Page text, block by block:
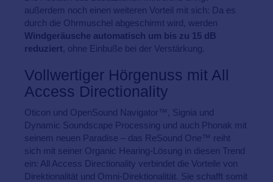
außerdem noch einen weiteren Vorteil mit sich: Da es
durch die Ohrmuschel abgeschirmt wird, werden
Windgeräusche automatisch um bis zu 15 dB
reduziert, ohne Einbuße bei der Verstärkung.
Vollwertiger Hörgenuss mit All
Access Directionality
Oticon und OpenSound Navigator™, Signia und
Dynamic Soundscape Processing und auch Phonak mit
seinem neuen Paradise – das ReSound One™ reiht
sich mit seiner Organic Hearing-Lösung in diesen Trend
ein: All Access Directionality verbindet die Vorteile von
Direktionalität und Omni-Direktionalität. Sie schafft somit